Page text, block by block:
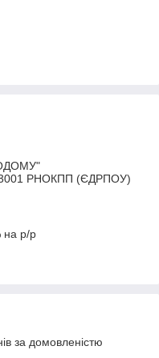
РНОКПП (ЄДРПОУ)
на р/р
за домовленістю